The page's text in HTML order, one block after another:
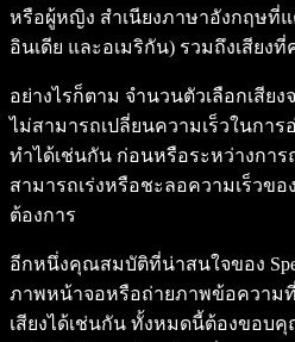
หรือผู้หญิง สำเนียงภาษาอังกฤษที่
อินเดีย และอเมริกัน) รวมถึงเสียง
อย่างไรก็ตาม จำนวนตัวเลือกเสียง
ไม่สามารถเปลี่ยนความเร็วในกา
ทำได้เช่นกัน ก่อนหรือระหว่างกา
สามารถเร่งหรือชะลอความเร็วข
ต้องการ
อีกหนึ่งคุณสมบัติที่น่าสนใจของ
ภาพหน้าจอหรือถ่ายภาพข้อความ
เสียงได้เช่นกัน ทั้งหมดนี้ต้องขอบ